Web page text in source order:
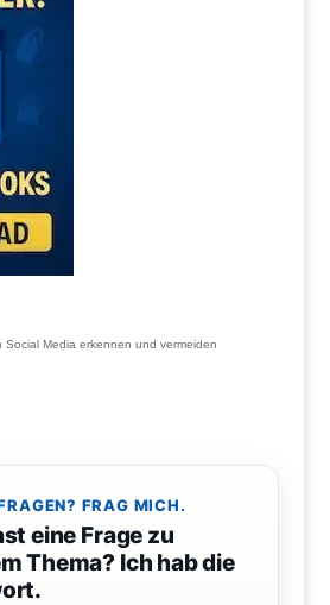
Social Media erkennen und vermeiden
FRAG MICH.
eine Frage zu
Thema? Ich hab die